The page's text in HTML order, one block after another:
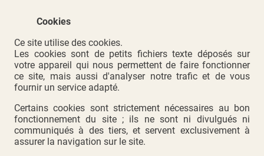
Cookies
Ce site utilise des cookies.
Les cookies sont de petits fichiers texte déposés sur
votre appareil qui nous permettent de faire fonctionner
ce site, mais aussi d'analyser notre trafic et de vous
fournir un service adapté.
Certains cookies sont strictement nécessaires au bon
fonctionnement du site ; ils ne sont ni divulgués ni
communiqués à des tiers, et servent exclusivement à
assurer la navigation sur le site.